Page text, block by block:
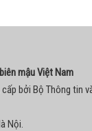
mậu Việt Nam
bởi Bộ Thông tin
Nội.